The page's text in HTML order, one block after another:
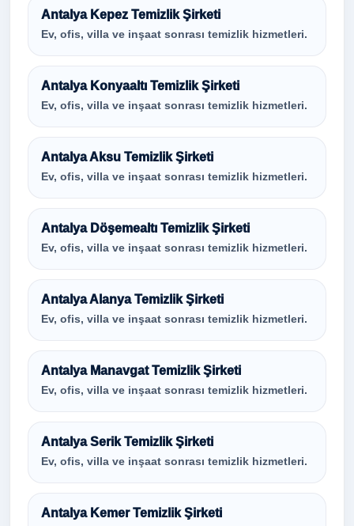
Antalya Kepez Temizlik Şirketi
Ev, ofis, villa ve inşaat sonrası temizlik hizmetleri.
Antalya Konyaaltı Temizlik Şirketi
Ev, ofis, villa ve inşaat sonrası temizlik hizmetleri.
Antalya Aksu Temizlik Şirketi
Ev, ofis, villa ve inşaat sonrası temizlik hizmetleri.
Antalya Döşemealtı Temizlik Şirketi
Ev, ofis, villa ve inşaat sonrası temizlik hizmetleri.
Antalya Alanya Temizlik Şirketi
Ev, ofis, villa ve inşaat sonrası temizlik hizmetleri.
Antalya Manavgat Temizlik Şirketi
Ev, ofis, villa ve inşaat sonrası temizlik hizmetleri.
Antalya Serik Temizlik Şirketi
Ev, ofis, villa ve inşaat sonrası temizlik hizmetleri.
Antalya Kemer Temizlik Şirketi